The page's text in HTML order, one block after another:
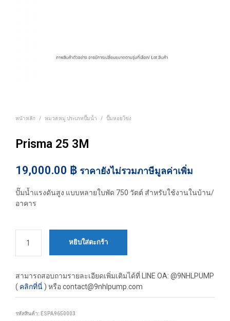
หน้าหลัก / หมวดหมู่ ประเภทปั๊มน้ำ / ปั๊มหอยโข่ง
Prisma 25 3M
19,000.00 ฿ ราคายังไม่รวมภาษีมูลค่าเพิ่ม
ปั๊มน้ำแรงดันสูง แบบหลายใบพัด 750 วัตต์ สำหรับใช้งานในบ้าน/
อาคาร
หยิบใส่ตะกร้า
สามารถสอบถามรายละเอียดเพิ่มเติมได้ที่LINE OA: @9NHLPUMP
( คลิกที่นี่) หรือ contact@9nhlpump.com
รหัสสินค้า: ESPA9650003